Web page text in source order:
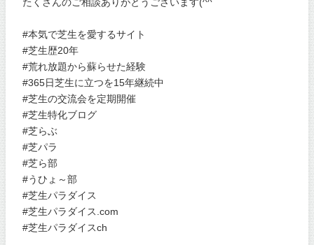
#本気で芝生を愛するサイト
#芝生歴20年
#荒れ放題から蘇らせた経験
#365日芝生に立つを15年継続中
#芝生の交流会を定期開催
#芝生特化ブログ
#芝らぶ
#芝パラ
#芝ら部
#うひょ～部
#芝生パラダイス
#芝生パラダイス.com
#芝生パラダイスch